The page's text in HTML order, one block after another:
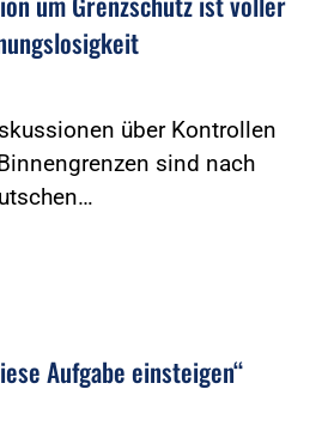
über Kontrollen
sind nach
Aufgabe einsteigen“